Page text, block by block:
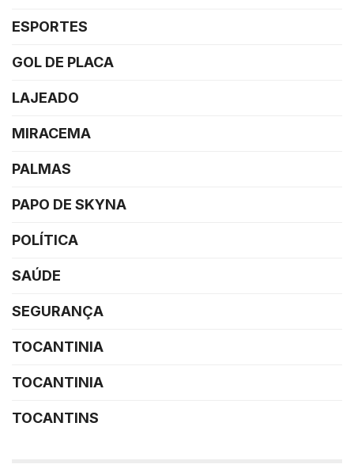
ESPORTES
GOL DE PLACA
LAJEADO
MIRACEMA
PALMAS
PAPO DE SKYNA
POLÍTICA
SAÚDE
SEGURANÇA
TOCANTINIA
TOCANTINIA
TOCANTINS